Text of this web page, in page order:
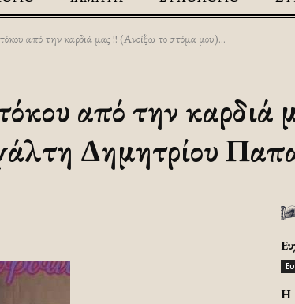
Askitikon
από την καρδιά μας !! (Ανοίξω το στόμα μου)...
από την καρδιά
Δημητρίου
H